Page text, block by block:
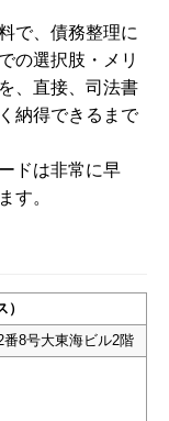
で、債務整理に
の選択肢・メリ
、直接、司法書
納得できるまで
ドは非常に早
す。
8号大東海ビル2階